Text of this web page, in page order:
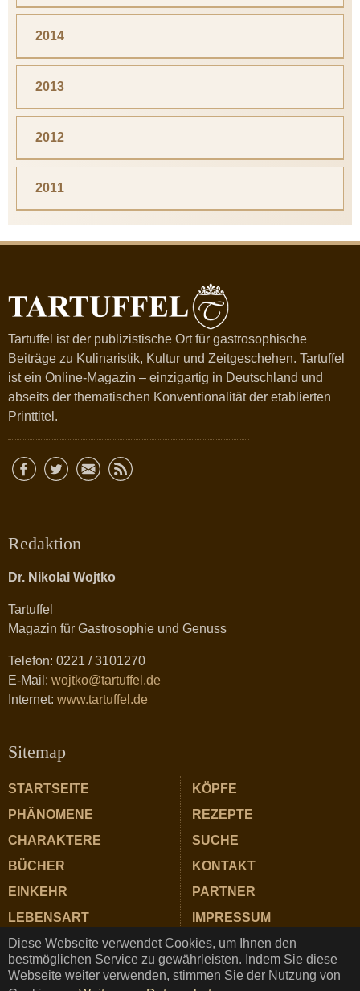
Diese Webseite verwendet Cookies, um Ihnen den
bestmöglichen Service zu gewährleisten. Indem Sie diese
Webseite weiter verwenden, stimmen Sie der Nutzung von
2014
2013
2012
2011
Tartuffel ist der publizistische Ort für gastrosophische
Beiträge zu Kulinaristik, Kultur und Zeitgeschehen. Tartuffel
ist ein Online-Magazin – einzigartig in Deutschland und
abseits der thematischen Konventionalität der etablierten
Printtitel.
Redaktion
Dr. Nikolai Wojtko
Tartuffel
Magazin für Gastrosophie und Genuss
Telefon: 0221 / 3101270
E-Mail: wojtko@tartuffel.de
Internet: www.tartuffel.de
Sitemap
STARTSEITE
PHÄNOMENE
CHARAKTERE
BÜCHER
EINKEHR
LEBENSART
ZUTATEN
KÖPFE
REZEPTE
SUCHE
KONTAKT
PARTNER
IMPRESSUM
DATENSCHUTZ